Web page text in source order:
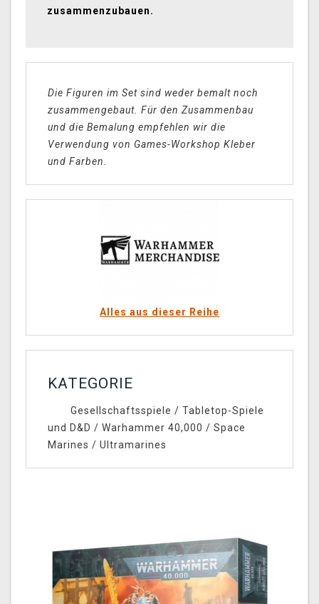
zusammenzubauen.
Die Figuren im Set sind weder bemalt noch
zusammengebaut. Für den Zusammenbau
und die Bemalung empfehlen wir die
Verwendung von Games-Workshop Kleber
und Farben.
Alles aus dieser Reihe
KATEGORIE
Gesellschaftsspiele / Tabletop-Spiele
und D&D / Warhammer 40,000 / Space
Marines / Ultramarines